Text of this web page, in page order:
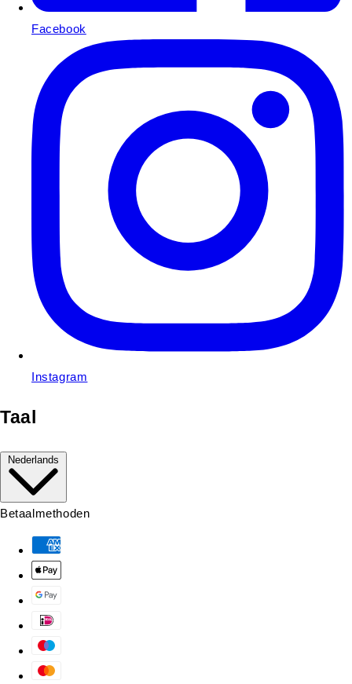
Facebook
Instagram
Taal
Nederlands
Betaalmethoden